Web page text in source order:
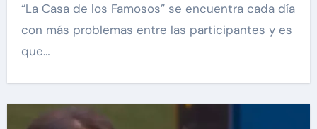
“La Casa de los Famosos” se encuentra cada día
con más problemas entre las participantes y es
que…